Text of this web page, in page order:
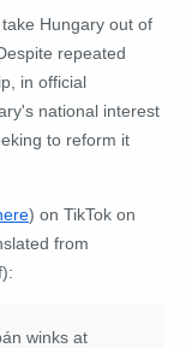
Hungary out of
repeated
in official
national interest
to reform it
) on TikTok on
from
winks at